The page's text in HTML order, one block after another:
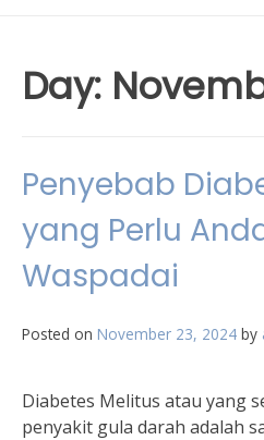
Day:
Penyebab
yang Perlu
Waspadai
Posted on November 23, 2024 by
Diabetes Melitus atau yang
penyakit gula darah adalah